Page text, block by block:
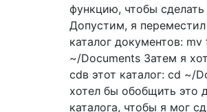
функцию, чтобы
Допустим, я
каталог документов: mv
~/Documents Затем я
cdв этот каталог: cd ~/
хотел бы обобщить это
каталога, чтобы я мог